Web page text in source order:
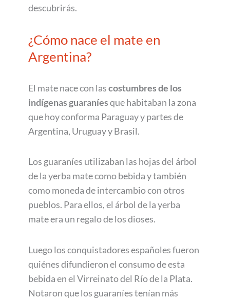
descubrirás.
¿Cómo nace el mate en
Argentina?
El mate nace con lascostumbres de los
indígenas guaraníesque habitaban la zona
que hoy conforma Paraguay y partes de
Argentina, Uruguay y Brasil.
Los guaraníes utilizaban las hojas del árbol
de la yerba mate como bebida y también
como moneda de intercambio con otros
pueblos. Para ellos, el árbol de la yerba
mate era un regalo de los dioses.
Luego los conquistadores españoles fueron
quiénes difundieron el consumo de esta
bebida en el Virreinato del Río de la Plata.
Notaron que los guaraníes tenían más